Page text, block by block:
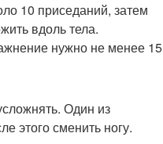
10 приседаний, затем
вдоль тела.
нужно не менее 15
Один из
этого сменить ногу.